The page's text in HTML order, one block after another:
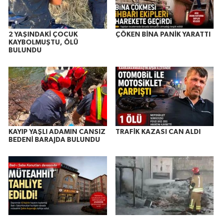
2 YAŞINDAKİ ÇOCUK
KAYBOLMUŞTU, ÖLÜ
BULUNDU
ÇÖKEN BİNA PANİK YARATTI
KAYIP YAŞLI ADAMIN CANSIZ
BEDENİ BARAJDA BULUNDU
TRAFİK KAZASI CAN ALDI